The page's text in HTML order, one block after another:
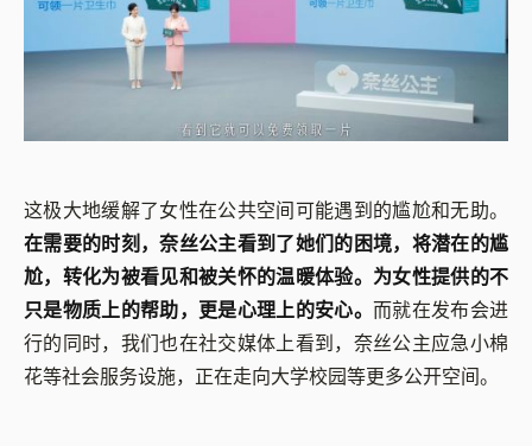
这极大地缓解了女性在公共空间可能遇到的尴尬和无助。
在需要的时刻，奈丝公主看到了她们的困境，将潜在的尴
尬，转化为被看见和被关怀的温暖体验。为女性提供的不
只是物质上的帮助，更是心理上的安心。 而就在发布会进
行的同时，我们也在社交媒体上看到，奈丝公主应急小棉
花等社会服务设施，正在走向大学校园等更多公开空间。